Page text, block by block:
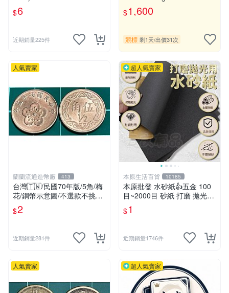
$6
近期銷量225件
棒球獨角獸大谷翔平道奇首轟
滿分鑑定紀念卡 BGS10
$1,600
競標 剩1天/出價31次
人氣賣家
蘭蘭流通造幣廠 413
台灣🇹🇼/民國70年版/5角/梅
花/銅幣示意圖/不選款不挑品/
隨機出貨
$2
近期銷量281件
超人氣賣家
本原生活百貨 10185
本原批發 水砂紙👍五金 100
目~2000目 砂紙 打磨 拋光耐
水 磨砂紙 細砂紙 粗砂紙 砂
紙 加工 CY507
$1
近期銷量1746件
人氣賣家 超人氣賣家